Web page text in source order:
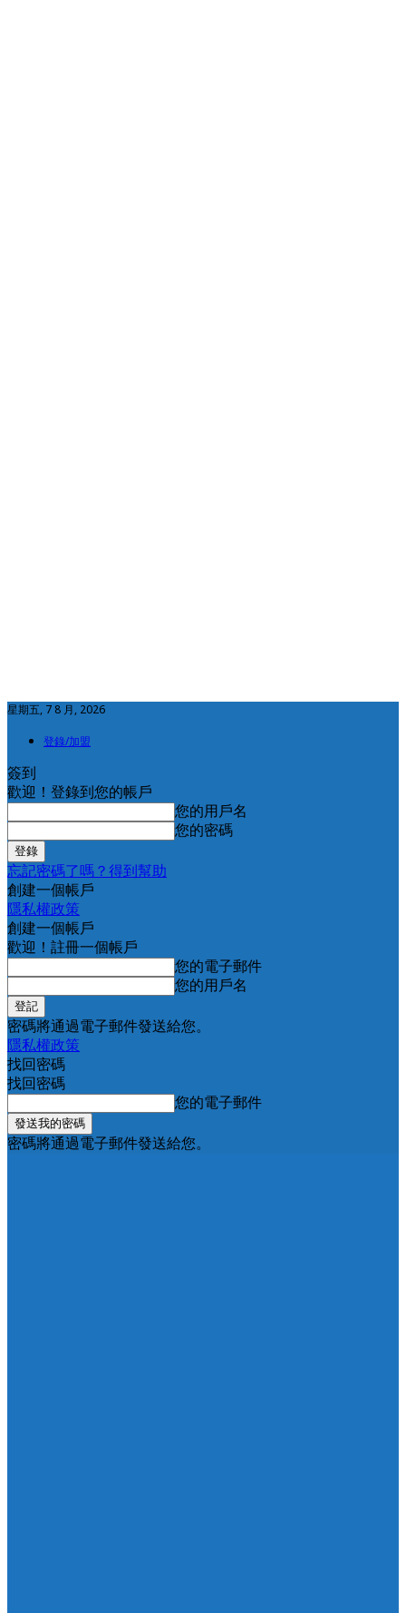
星期五, 7 8 月, 2026
登錄/加盟
簽到
歡迎！登錄到您的帳戶
您的用戶名
您的密碼
忘記密碼了嗎？得到幫助
創建一個帳戶
隱私權政策
創建一個帳戶
歡迎！註冊一個帳戶
您的電子郵件
您的用戶名
密碼將通過電子郵件發送給您。
隱私權政策
找回密碼
找回密碼
您的電子郵件
密碼將通過電子郵件發送給您。